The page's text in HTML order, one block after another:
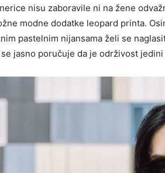
nisu zaboravile ni na žene
modne dodatke leopard printa.
pastelnim nijansama želi se
jasno poručuje da je održivost